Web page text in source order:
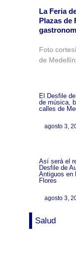
La Feria
Plazas de
Foto
de
El Desfile
de música,
calles de
agosto 3,
Así será el
Desfile de
Antiguos en
Flores
agosto 3,
Salud